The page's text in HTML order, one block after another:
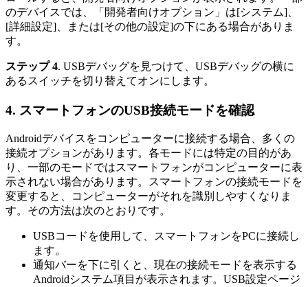
のデバイスでは、「開発者向けオプション」は[システム]、
[詳細設定]、または[その他の設定]の下にある場合がありま
す。
ステップ 4. USBデバッグを見つけて、USBデバッグの横に
あるスイッチを切り替えてオンにします。
4. スマートフォンのUSB接続モードを確認
Androidデバイスをコンピューターに接続する場合、多くの
接続オプションがあります。各モードには特定の目的があ
り、一部のモードではスマートフォンがコンピューターに表
示されない場合があります。スマートフォンの接続モードを
変更すると、コンピューターがそれを識別しやすくなりま
す。その方法は次のとおりです。
USBコードを使用して、スマートフォンをPCに接続し
ます。
通知バーを下に引くと、現在の接続モードを表示する
Androidシステム項目が表示されます。USB設定ページ